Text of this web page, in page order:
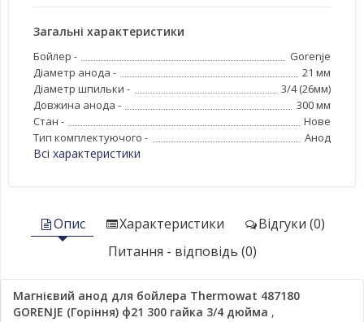
Загальні характеристики
Бойлер -
Gorenje
Діаметр анода -
21 мм
Діаметр шпильки -
3/4 (26мм)
Довжина анода -
300 мм
Стан -
Нове
Тип комплектуючого -
Анод
Всі характеристики
Опис Характеристики
Відгуки (0)
Питання - відповідь (0)
Магнієвий анод для бойлера Thermowat 487180
GORENJE (Горіння) ф21 300 гайка 3/4 дюйма ,